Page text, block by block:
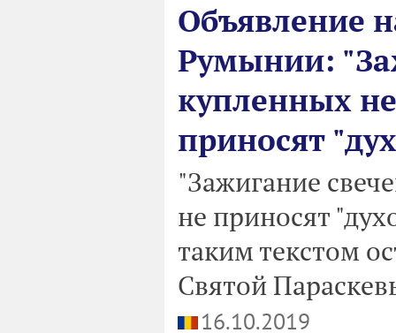
Объявление
Румынии:
купленных
приносят
"Зажигание
не приносят
таким текстом
Святой
16.10.2019